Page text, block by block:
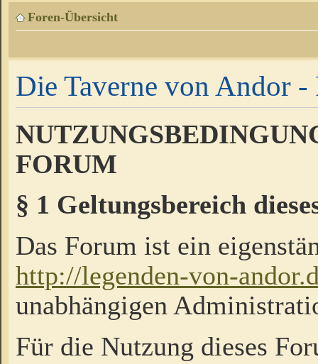
Foren-Übersicht
Die Taverne von Andor -
FORUM
§ 1 Geltungsbereich
Das Forum ist ein
http://legenden-von-
unabhängigen
Für die Nutzung dieses